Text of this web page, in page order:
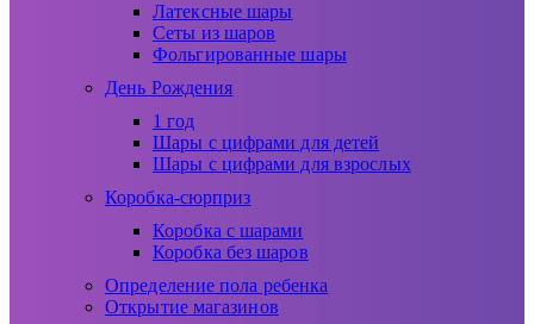
Латексные шары
Сеты из шаров
Фольгированные шары
День Рождения
1 год
Шары с цифрами для детей
Шары с цифрами для взрослых
Коробка-сюрприз
Коробка с шарами
Коробка без шаров
Определение пола ребенка
Открытие магазинов